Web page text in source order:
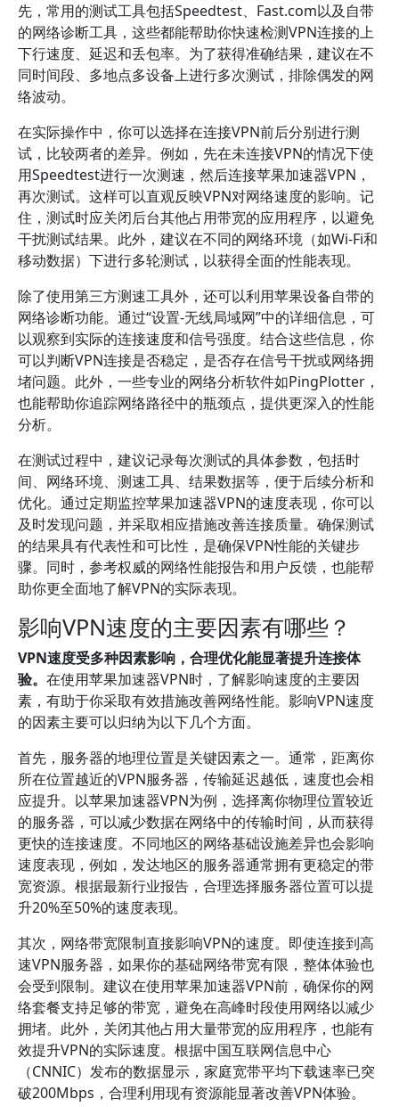
先，常用的测试工具包括Speedtest、Fast.com以及自带
的网络诊断工具，这些都能帮助你快速检测VPN连接的上
下行速度、延迟和丢包率。为了获得准确结果，建议在不
同时间段、多地点多设备上进行多次测试，排除偶发的网
络波动。
在实际操作中，你可以选择在连接VPN前后分别进行测
试，比较两者的差异。例如，先在未连接VPN的情况下使
用Speedtest进行一次测速，然后连接苹果加速器VPN，
再次测试。这样可以直观反映VPN对网络速度的影响。记
住，测试时应关闭后台其他占用带宽的应用程序，以避免
干扰测试结果。此外，建议在不同的网络环境（如Wi-Fi和
移动数据）下进行多轮测试，以获得全面的性能表现。
除了使用第三方测速工具外，还可以利用苹果设备自带的
网络诊断功能。通过“设置-无线局域网”中的详细信息，可
以观察到实际的连接速度和信号强度。结合这些信息，你
可以判断VPN连接是否稳定，是否存在信号干扰或网络拥
堵问题。此外，一些专业的网络分析软件如PingPlotter，
也能帮助你追踪网络路径中的瓶颈点，提供更深入的性能
分析。
在测试过程中，建议记录每次测试的具体参数，包括时
间、网络环境、测速工具、结果数据等，便于后续分析和
优化。通过定期监控苹果加速器VPN的速度表现，你可以
及时发现问题，并采取相应措施改善连接质量。确保测试
的结果具有代表性和可比性，是确保VPN性能的关键步
骤。同时，参考权威的网络性能报告和用户反馈，也能帮
助你更全面地了解VPN的实际表现。
影响VPN速度的主要因素有哪些？
VPN速度受多种因素影响，合理优化能显著提升连接体
验。 在使用苹果加速器VPN时，了解影响速度的主要因
素，有助于你采取有效措施改善网络性能。影响VPN速度
的因素主要可以归纳为以下几个方面。
首先，服务器的地理位置是关键因素之一。通常，距离你
所在位置越近的VPN服务器，传输延迟越低，速度也会相
应提升。以苹果加速器VPN为例，选择离你物理位置较近
的服务器，可以减少数据在网络中的传输时间，从而获得
更快的连接速度。不同地区的网络基础设施差异也会影响
速度表现，例如，发达地区的服务器通常拥有更稳定的带
宽资源。根据最新行业报告，合理选择服务器位置可以提
升20%至50%的速度表现。
其次，网络带宽限制直接影响VPN的速度。即使连接到高
速VPN服务器，如果你的基础网络带宽有限，整体体验也
会受到限制。建议在使用苹果加速器VPN前，确保你的网
络套餐支持足够的带宽，避免在高峰时段使用网络以减少
拥堵。此外，关闭其他占用大量带宽的应用程序，也能有
效提升VPN的实际速度。根据中国互联网信息中心
（CNNIC）发布的数据显示，家庭宽带平均下载速率已突
破200Mbps，合理利用现有资源能显著改善VPN体验。